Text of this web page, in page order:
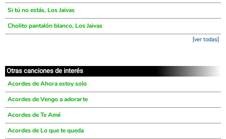
Si tú no estás, Los Jaivas
Cholito pantalón blanco, Los Jaivas
[ver todas]
Otras canciones de interés
Acordes de Ahora estoy solo
Acordes de Vengo a adorarte
Acordes de Te Amé
Acordes de Lo que te queda